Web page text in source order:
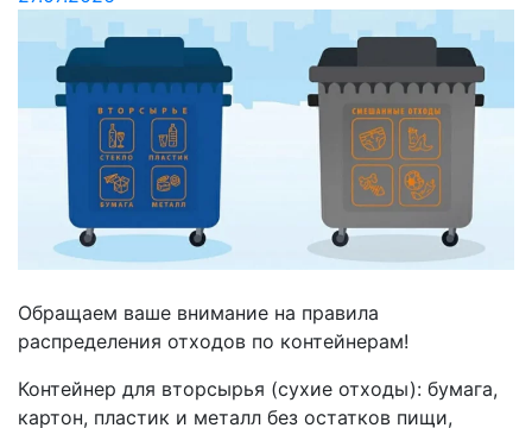
Обращаем ваше внимание на правила
распределения отходов по контейнерам!
Контейнер для вторсырья (сухие отходы): бумага,
картон, пластик и металл без остатков пищи,